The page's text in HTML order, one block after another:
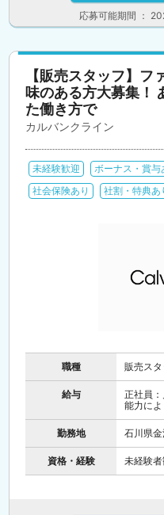
応募可能期間 ：
【販売スタッフ】
味のある方大募集！
た働き方で
カルバンクライン
未経験歓迎 ボーナス・賞与
社会保険あり
社割・特典あ
職種 販売スタ
給与
正社員
能力によ
勤務地 石川県
資格・経験 未経験